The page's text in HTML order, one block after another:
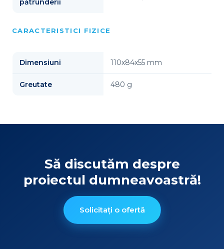
pătrunderii
CARACTERISTICI FIZICE
Dimensiuni 110x84x55 mm
Greutate 480 g
Să discutăm despre
proiectul dumneavoastră!
Solicitați o ofertă